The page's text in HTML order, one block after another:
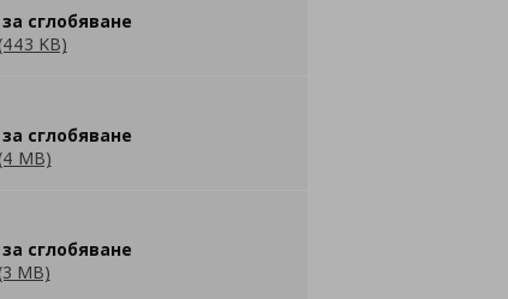
сглобяване
KB)
сглобяване
MB)
сглобяване
MB)